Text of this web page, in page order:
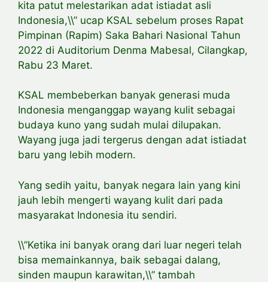
kita patut melestarikan adat istiadat asli
Indonesia,\\” ucap KSAL sebelum proses Rapat
Pimpinan (Rapim) Saka Bahari Nasional Tahun
2022 di Auditorium Denma Mabesal, Cilangkap,
Rabu 23 Maret.
KSAL membeberkan banyak generasi muda
Indonesia menganggap wayang kulit sebagai
budaya kuno yang sudah mulai dilupakan.
Wayang juga jadi tergerus dengan adat istiadat
baru yang lebih modern.
Yang sedih yaitu, banyak negara lain yang kini
jauh lebih mengerti wayang kulit dari pada
masyarakat Indonesia itu sendiri.
\\”Ketika ini banyak orang dari luar negeri telah
bisa memainkannya, baik sebagai dalang,
sinden maupun karawitan,\\” tambah